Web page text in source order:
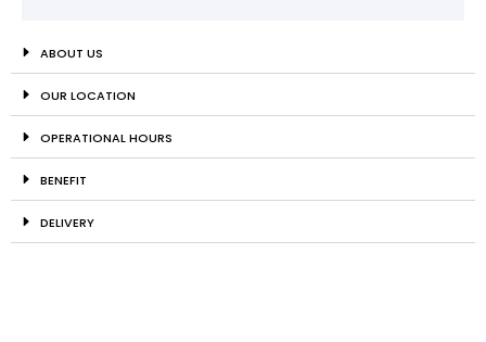
ABOUT US
OUR LOCATION
OPERATIONAL HOURS
BENEFIT
DELIVERY